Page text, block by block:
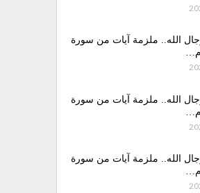
الله.. ملزمة آيات من سورة
الله.. ملزمة آيات من سورة
الله.. ملزمة آيات من سورة